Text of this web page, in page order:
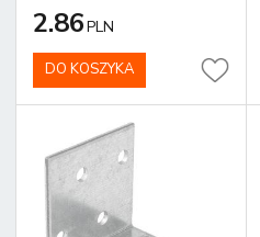
2.86PLN
DO KOSZYKA